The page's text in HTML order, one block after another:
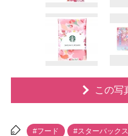
この写
#フード #スターバックス